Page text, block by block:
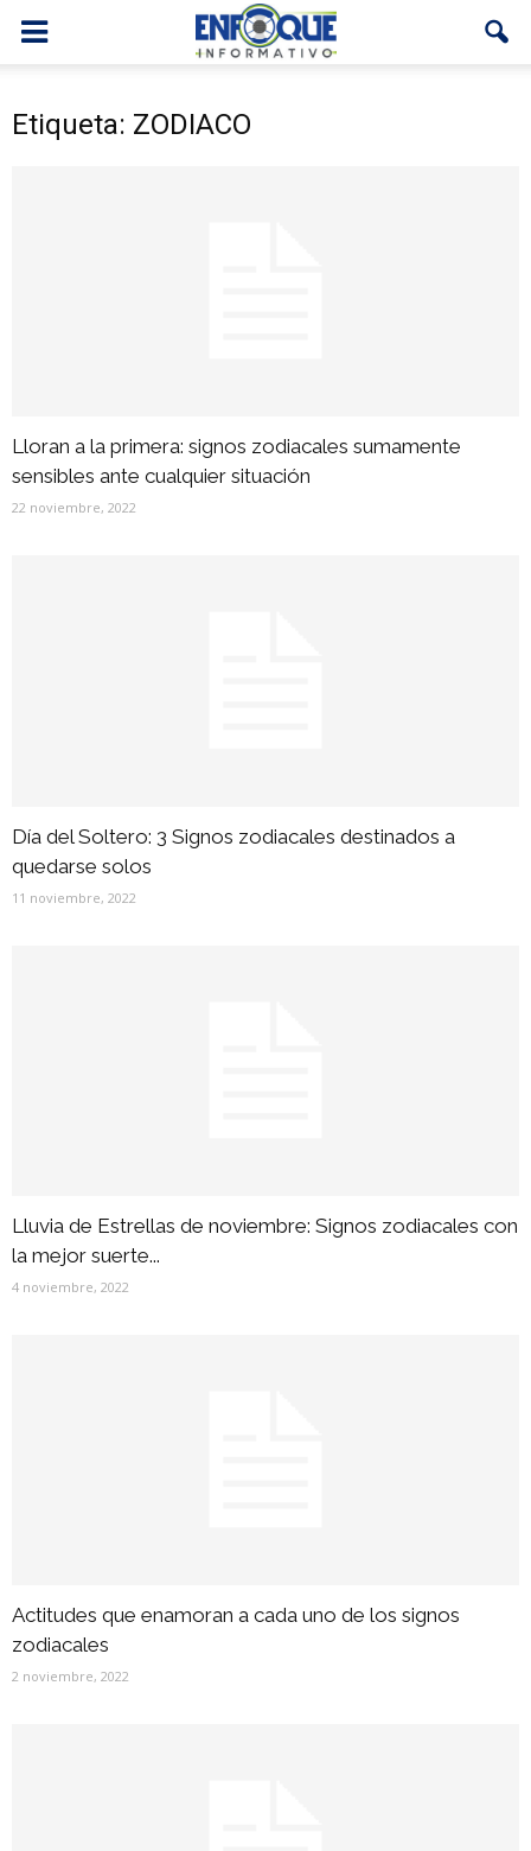
Etiqueta: ZODIACO
Lloran a la primera: signos zodiacales sumamente
sensibles ante cualquier situación
22 noviembre, 2022
Día del Soltero: 3 Signos zodiacales destinados a
quedarse solos
11 noviembre, 2022
Lluvia de Estrellas de noviembre: Signos zodiacales con
la mejor suerte...
4 noviembre, 2022
Actitudes que enamoran a cada uno de los signos
zodiacales
2 noviembre, 2022